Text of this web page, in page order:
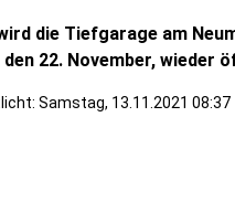
die Tiefgarage am
22. November, wieder
Samstag, 13.11.2021 08:37